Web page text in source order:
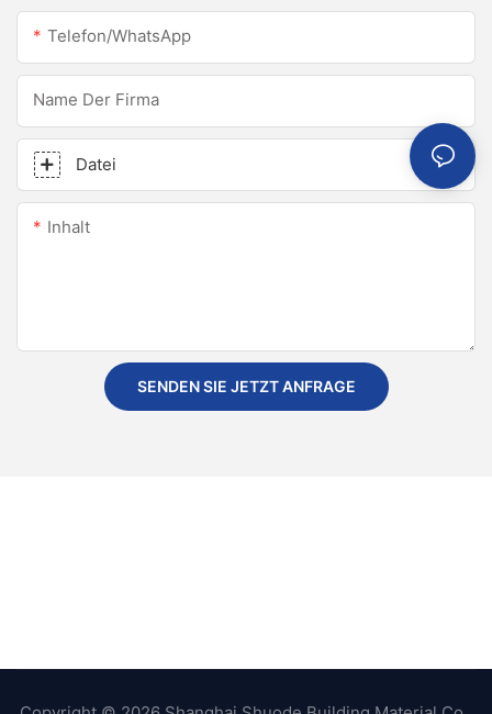
Telefon/WhatsApp
Name Der Firma
Datei
Inhalt
SENDEN SIE JETZT ANFRAGE